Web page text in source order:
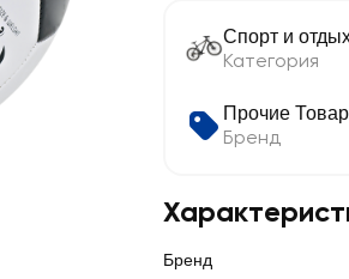
Спорт и
Категория
Прочие
Бренд
Бренд